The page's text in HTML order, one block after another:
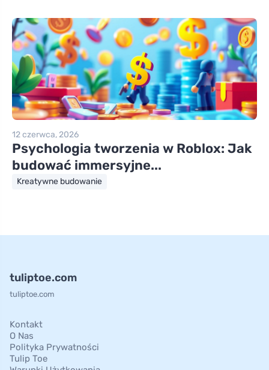
12 czerwca, 2026
Psychologia tworzenia w Roblox: Jak
budować immersyjne...
Kreatywne budowanie
tuliptoe.com
tuliptoe.com
Kontakt
O Nas
Polityka Prywatności
Tulip Toe